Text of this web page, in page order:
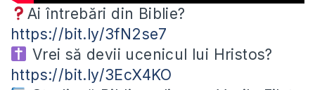
Ai întrebări din Biblie?
https://bit.ly/3fN2se7
Vrei să devii ucenicul lui Hristos?
https://bit.ly/3EcX4KO